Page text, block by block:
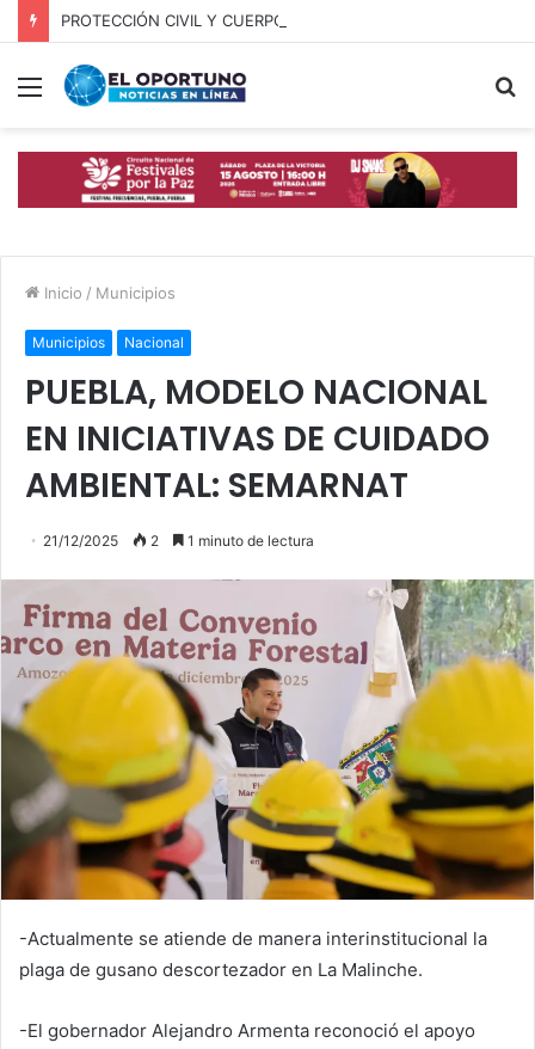
Menú
Inicio / Municipios
Municipios Nacional
PUEBLA, MODELO NACIONAL
EN INICIATIVAS DE CUIDADO
AMBIENTAL: SEMARNAT
21/12/2025 2 1 minuto de lectura
-Actualmente se atiende de manera interinstitucional la
plaga de gusano descortezador en La Malinche.
-El gobernador Alejandro Armenta reconoció el apoyo